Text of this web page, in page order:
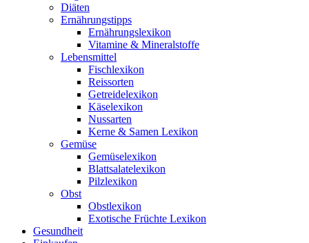
Diäten
Ernährungstipps
Ernährungslexikon
Vitamine & Mineralstoffe
Lebensmittel
Fischlexikon
Reissorten
Getreidelexikon
Käselexikon
Nussarten
Kerne & Samen Lexikon
Gemüse
Gemüselexikon
Blattsalatelexikon
Pilzlexikon
Obst
Obstlexikon
Exotische Früchte Lexikon
Gesundheit